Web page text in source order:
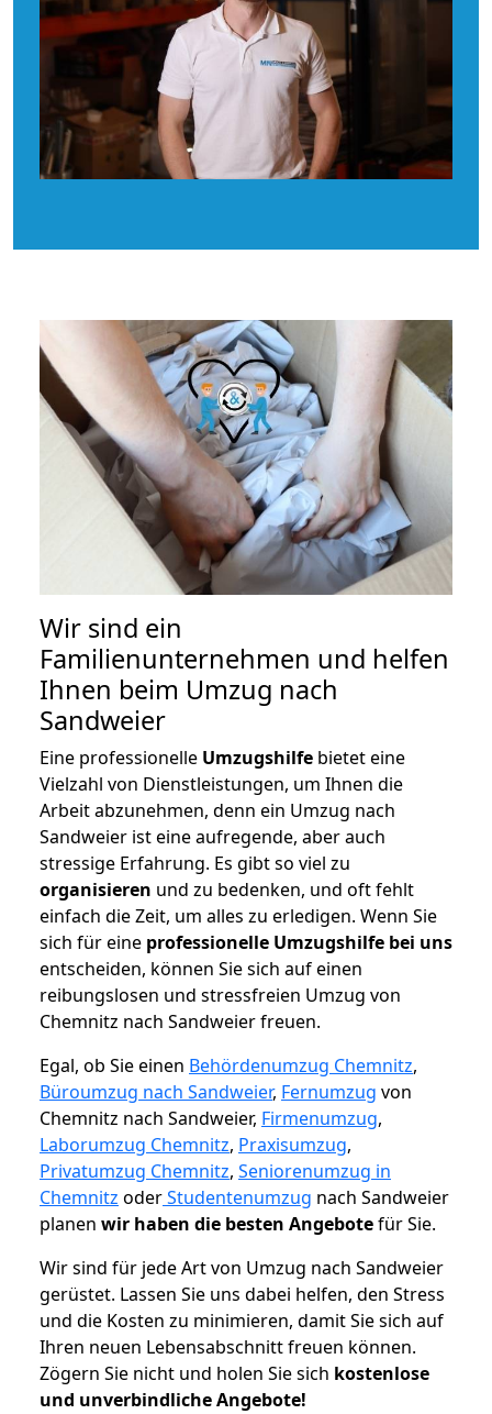
Wir sind ein
Familienunternehmen und helfen
Ihnen beim Umzug nach
Sandweier
Eine professionelle Umzugshilfe bietet eine
Vielzahl von Dienstleistungen, um Ihnen die
Arbeit abzunehmen, denn ein Umzug nach
Sandweier ist eine aufregende, aber auch
stressige Erfahrung. Es gibt so viel zu
organisieren und zu bedenken, und oft fehlt
einfach die Zeit, um alles zu erledigen. Wenn Sie
sich für eine professionelle Umzugshilfe bei uns
entscheiden, können Sie sich auf einen
reibungslosen und stressfreien Umzug von
Chemnitz nach Sandweier freuen.
Egal, ob Sie einen Behördenumzug Chemnitz,
Büroumzug nach Sandweier, Fernumzug von
Chemnitz nach Sandweier, Firmenumzug,
Laborumzug Chemnitz, Praxisumzug,
Privatumzug Chemnitz, Seniorenumzug in
Chemnitz oderStudentenumzug nach Sandweier
planen wir haben die besten Angebotefür Sie.
Wir sind für jede Art von Umzug nach Sandweier
gerüstet. Lassen Sie uns dabei helfen, den Stress
und die Kosten zu minimieren, damit Sie sich auf
Ihren neuen Lebensabschnitt freuen können.
Zögern Sie nicht und holen Sie sich kostenlose
und unverbindliche Angebote!